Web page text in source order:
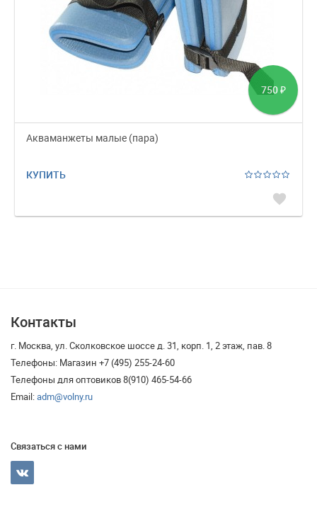
750 ₽
Акваманжеты малые (пара)
КУПИТЬ
favorite
Контакты
г. Москва, ул. Сколковское шоссе д. 31, корп. 1, 2 этаж, пав. 8
Телефоны: Магазин +7 (495) 255-24-60
Телефоны для оптовиков 8(910) 465-54-66
Email:adm@volny.ru
Связаться с нами